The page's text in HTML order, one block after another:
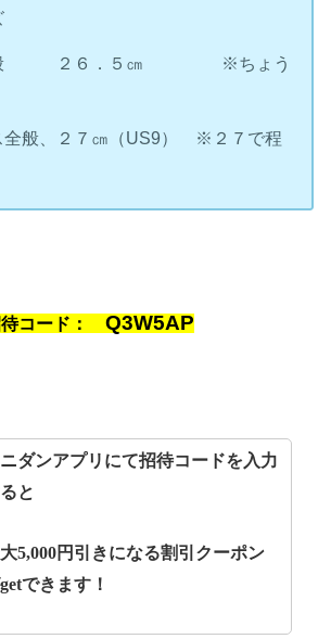
全般 ２６．５㎝ ※ちょう
全般、２７㎝（US9） ※２７で程
待コード：Q3W5AP
ダンアプリにて招待コードを入力
と
5,000円引きになる割引クーポン
できます！